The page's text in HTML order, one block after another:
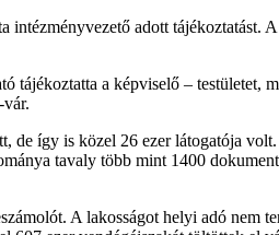
adott tájékoztatást.
a képviselő –
de így is közel 26 ezer látogatója
tavaly több mint 1400
A lakosságot helyi adó nem